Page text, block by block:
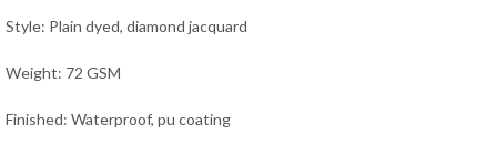
Style: Plain dyed, diamond jacquard
Weight: 72 GSM
Finished: Waterproof, pu coating